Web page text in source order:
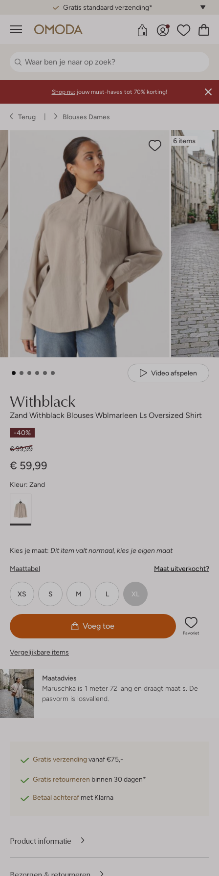
Gratis standaard verzending*
Menu
Shop nu: jouw must-haves tot 70% korting!
Terug Blouses Dames
6 items
Video afspelen
Withblack
Zand Withblack Blouses Wblmarleen Ls Oversized Shirt
-40%
€ 99,99
€ 59,99
Kleur: Zand
Kies je maat: Dit item valt normaal, kies je eigen maat
Maattabel Maat uitverkocht?
XS S M L XL
Voeg toe
Favoriet
Vergelijkbare items
Maatadvies
Maruschka is 1 meter 72 lang en draagt maat s. De
pasvorm is losvallend
Gratis verzendingvanaf €75,-
Gratis retourneren binnen 30 dagen*
Betaal achteraf met Klarna
Product informatie